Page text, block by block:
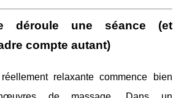
déroule une séance (et
compte autant)
relaxante commence bien